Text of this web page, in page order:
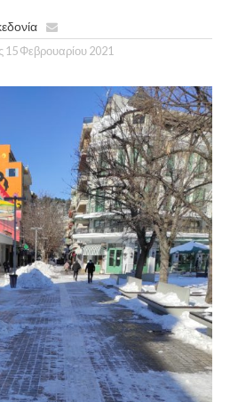
15 Φεβρουαρίου 2021